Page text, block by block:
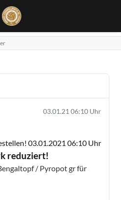
03.01.21 06:10 Uhr
03.01.2021 06:10 Uhr
reduziert!
/ Pyropot gr für